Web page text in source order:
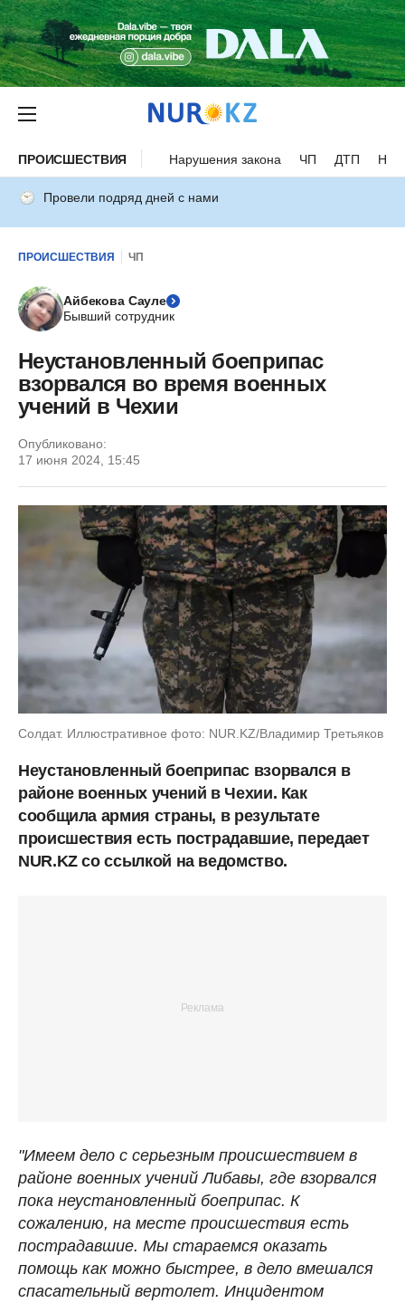
ПРОИСШЕСТВИЯ Нарушения закона ЧП ДТП
Провели подряд дней с нами
ПРОИСШЕСТВИЯ ЧП
Айбекова Сауле
Бывший сотрудник
Неустановленный боеприпас
взорвался во время военных
учений в Чехии
Опубликовано:
17 июня 2024, 15:45
Солдат. Иллюстративное фото: NUR.KZ/Владимир Третьяков
Неустановленный боеприпас взорвался в
районе военных учений в Чехии. Как
сообщила армия страны, в результате
происшествия есть пострадавшие, передает
NUR.KZ со ссылкой на ведомство.
"Имеем дело с серьезным происшествием в
районе военных учений Либавы, где взорвался
пока неустановленный боеприпас. К
сожалению, на месте происшествия есть
пострадавшие. Мы стараемся оказать
помощь как можно быстрее, в дело вмешался
спасательный вертолет. Инцидентом